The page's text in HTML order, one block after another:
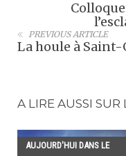
PREVIOUS ARTICLE
La houle à
A LIRE AUSSI
AUJOURD'HUI DANS LE